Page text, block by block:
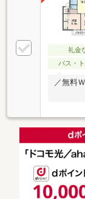
礼金
バス・
／無料